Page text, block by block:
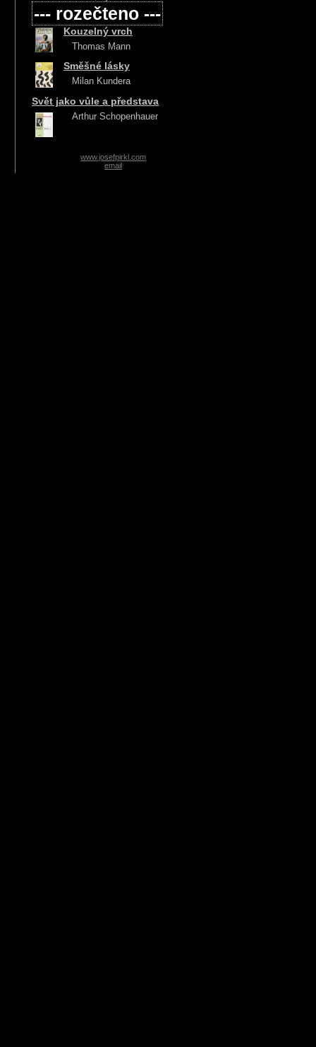
--- rozečteno ---
Kouzelný vrch
Thomas Mann
Směšné lásky
Milan Kundera
Svět jako vůle a představa
Arthur Schopenhauer
www.josefpirkl.com
email